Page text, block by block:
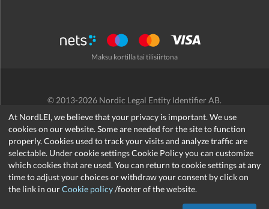
At NordLEI, we believe that your privacy is important. We use
cookies on our website. Some are needed for the site to function
properly. Cookies used to track your visits and analyze traffic are
selectable. Under cookie settings Cookie Policy you can customize
which cookies that are used. You can return to cookie settings at any
time to adjust your choices or withdraw your consent by click on
the link in ourCookie policy/footer of the website.
Maksu kortilla tai tilisiirtona
© 2013-2026 Nordic Legal Entity Identifier AB.
Käyttöehdot/Tietosuojakäytäntö/Hyvityskäytäntö/ Cookies
support@nordlei.org